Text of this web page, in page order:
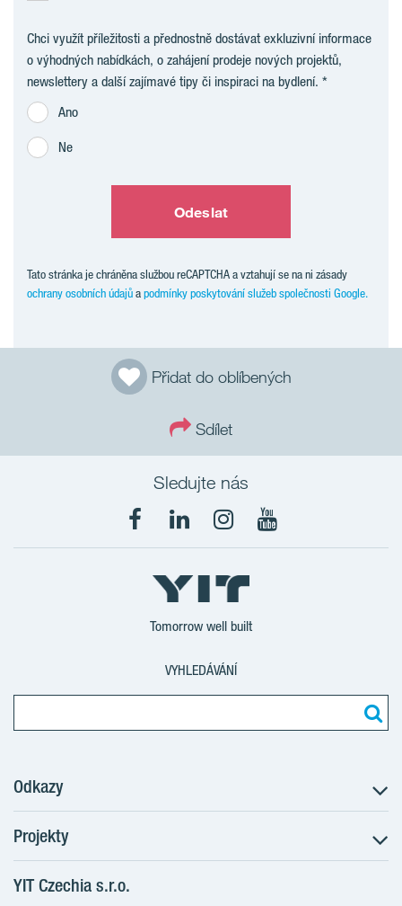
Přidat do oblíbených
Sdílet
Chci využít příležitosti a přednostně dostávat exkluzivní informace
o výhodných nabídkách, o zahájení prodeje nových projektů,
newslettery a další zajímavé tipy či inspiraci na bydlení.
Ano
Ne
Odeslat
Tato stránka je chráněna službou reCAPTCHA a vztahují se na ni zásady
ochrany osobních údajůapodmínky poskytování služeb společnosti Google.
Sledujte nás
Tomorrow well built
VYHLEDÁVÁNÍ
Odkazy
Postup koupě
Klientské změny
Aktuality
Projekty
RANTA Barrandov III
YIT Czechia s.r.o.